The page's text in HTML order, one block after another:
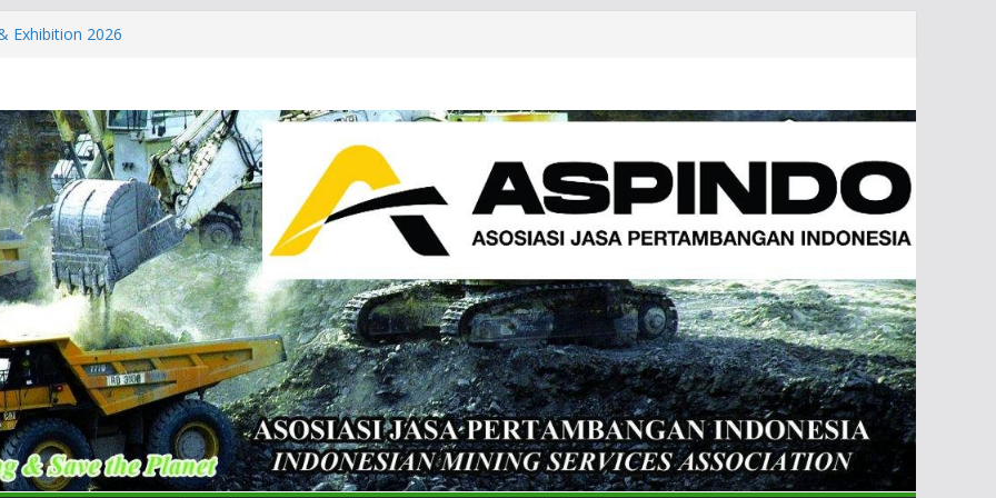
Exhibition 2026
of the International
Indonesia 2026 and CT
& Expo 2026